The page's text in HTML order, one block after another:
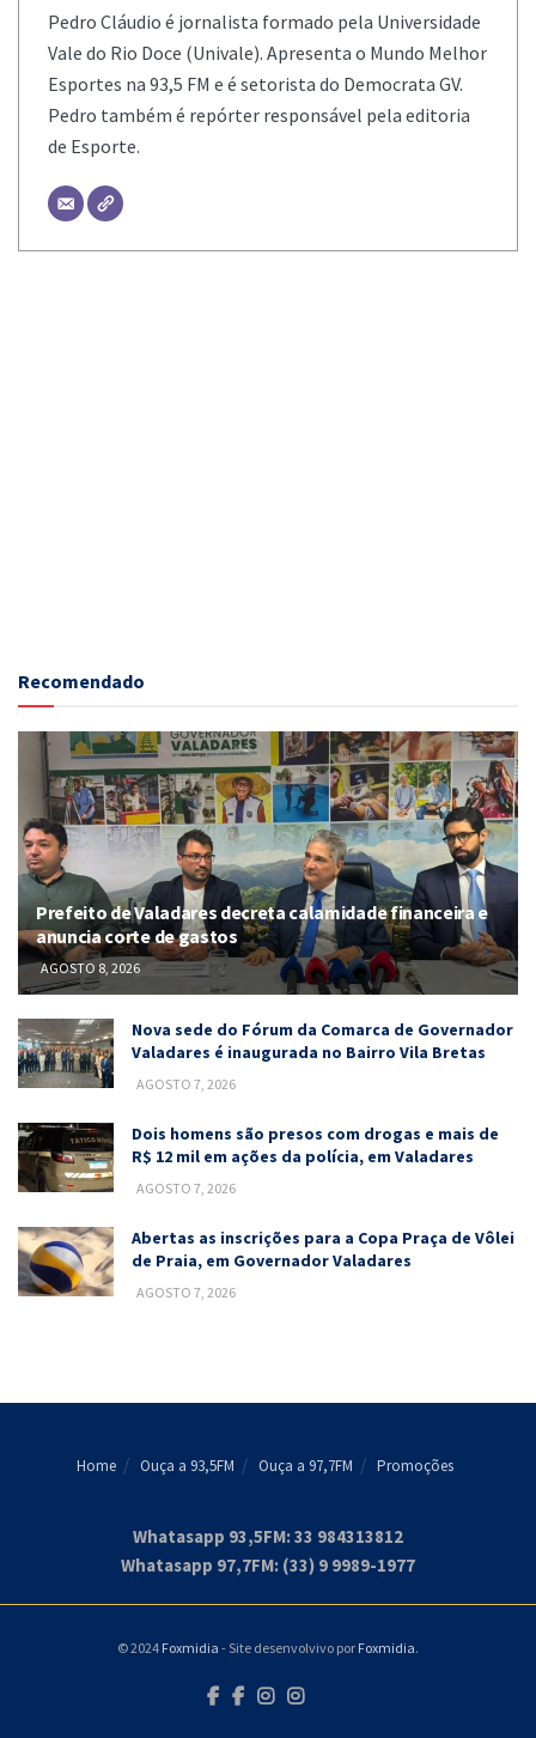
Pedro Cláudio é jornalista formado pela Universidade
Vale do Rio Doce (Univale). Apresenta o Mundo Melhor
Esportes na 93,5 FM e é setorista do Democrata GV.
Pedro também é repórter responsável pela editoria
de Esporte.
Recomendado
Prefeito de Valadares decreta calamidade financeira e
anuncia corte de gastos
AGOSTO 8, 2026
Nova sede do Fórum da Comarca de Governador
Valadares é inaugurada no Bairro Vila Bretas
AGOSTO 7, 2026
Dois homens são presos com drogas e mais de
R$ 12 mil em ações da polícia, em Valadares
AGOSTO 7, 2026
Abertas as inscrições para a Copa Praça de Vôlei
de Praia, em Governador Valadares
AGOSTO 7, 2026
Home Ouça a 93,5FM Ouça a 97,7FM Promoções
Whatasapp 93,5FM: 33 984313812
Whatasapp 97,7FM: (33) 9 9989-1977
© 2024 Foxmidia - Site desenvolvivo por Foxmidia.